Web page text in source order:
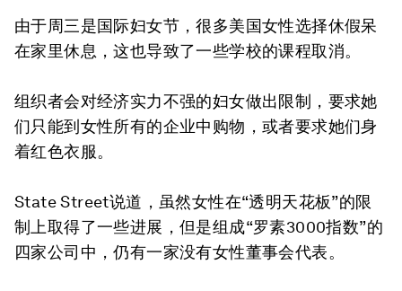
由于周三是国际妇女节，很多美国女性选择休假呆
在家里休息，这也导致了一些学校的课程取消。
组织者会对经济实力不强的妇女做出限制，要求她
们只能到女性所有的企业中购物，或者要求她们身
着红色衣服。
State Street说道，虽然女性在“透明天花板”的限
制上取得了一些进展，但是组成“罗素3000指数”的
四家公司中，仍有一家没有女性董事会代表。